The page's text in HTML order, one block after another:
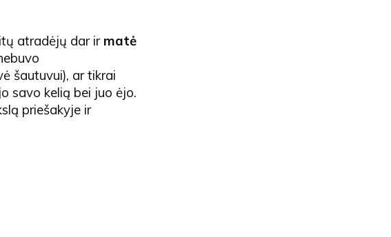
atradėjų dar ir matė
šautuvui), ar tikrai
savo kelią bei juo ėjo.
priešakyje ir